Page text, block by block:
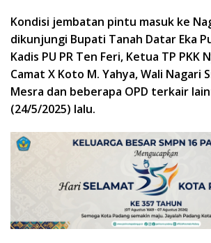
Kondisi jembatan pintu masuk ke
dikunjungi Bupati Tanah Datar Eka
Kadis PU PR Ten Feri, Ketua TP PKK
Camat X Koto M. Yahya, Wali Nagari
Mesra dan beberapa OPD terkair
(24/5/2025) lalu.